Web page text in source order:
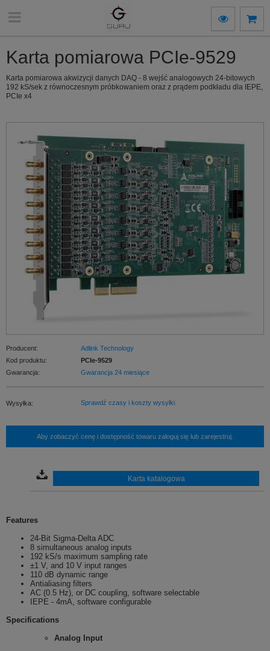
Karta pomiarowa PCIe-9529
Karta pomiarowa akwizycji danych DAQ - 8 wejść analogowych 24-bitowych
192 kS/sek z równoczesnym próbkowaniem oraz z prądem podkładu dla IEPE,
PCIe x4
Producent:
Adlink Technology
Kod produktu:
PCIe-9529
Gwarancja:
Gwarancja 24 miesiące
Wysyłka: Sprawdź czasy i koszty wysyłki
Aby zobaczyć cenę i dostępność towaru zaloguj się lub zarejestruj.
Karta katalogowa
Features
24-Bit Sigma-Delta ADC
8 simultaneous analog inputs
192 kS/s maximum sampling rate
±1 V, and 10 V input ranges
110 dB dynamic range
Antialiasing filters
AC (0.5 Hz), or DC coupling, software selectable
IEPE - 4mA, software configurable
Specifications
Analog Input